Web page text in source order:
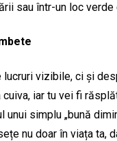
sau într-un loc
lucruri vizibile, ci și
iar tu vei fi
simplu „bună
nu doar în viața ta,